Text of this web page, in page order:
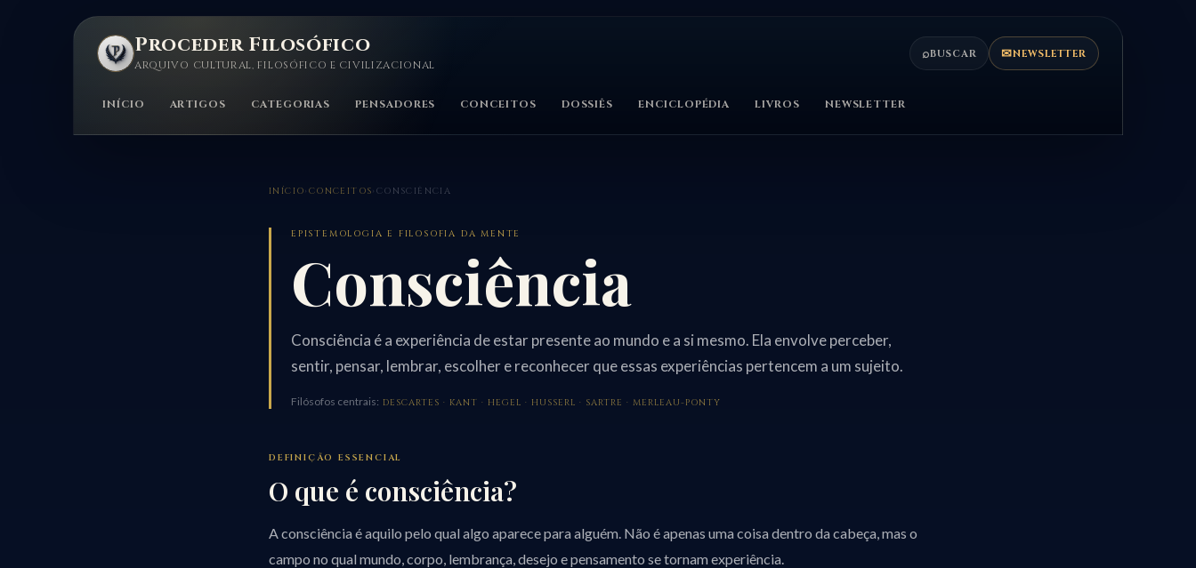
Proceder Filosófico
ARQUIVO CULTURAL, FILOSÓFICO E CIVILIZACIONAL
⌕BUSCAR ✉NEWSLETTER
INÍCIO ARTIGOS CATEGORIAS PENSADORES CONCEITOS DOSSIÊS ENCICLOPÉDIA LIVROS NEWSLETTER
INÍCIO› CONCEITOS› CONSCIÊNCIA
EPISTEMOLOGIA E FILOSOFIA DA MENTE
Consciência
Consciência é a experiência de estar presente ao mundo e a si mesmo. Ela envolve perceber,
sentir, pensar, lembrar, escolher e reconhecer que essas experiências pertencem a um sujeito.
Filósofos centrais: DESCARTES · KANT · HEGEL · HUSSERL · SARTRE · MERLEAU-PONTY
DEFINIÇÃO ESSENCIAL
O que é consciência?
A consciência é aquilo pelo qual algo aparece para alguém. Não é apenas uma coisa dentro da cabeça, mas o
campo no qual mundo, corpo, lembrança, desejo e pensamento se tornam experiência.